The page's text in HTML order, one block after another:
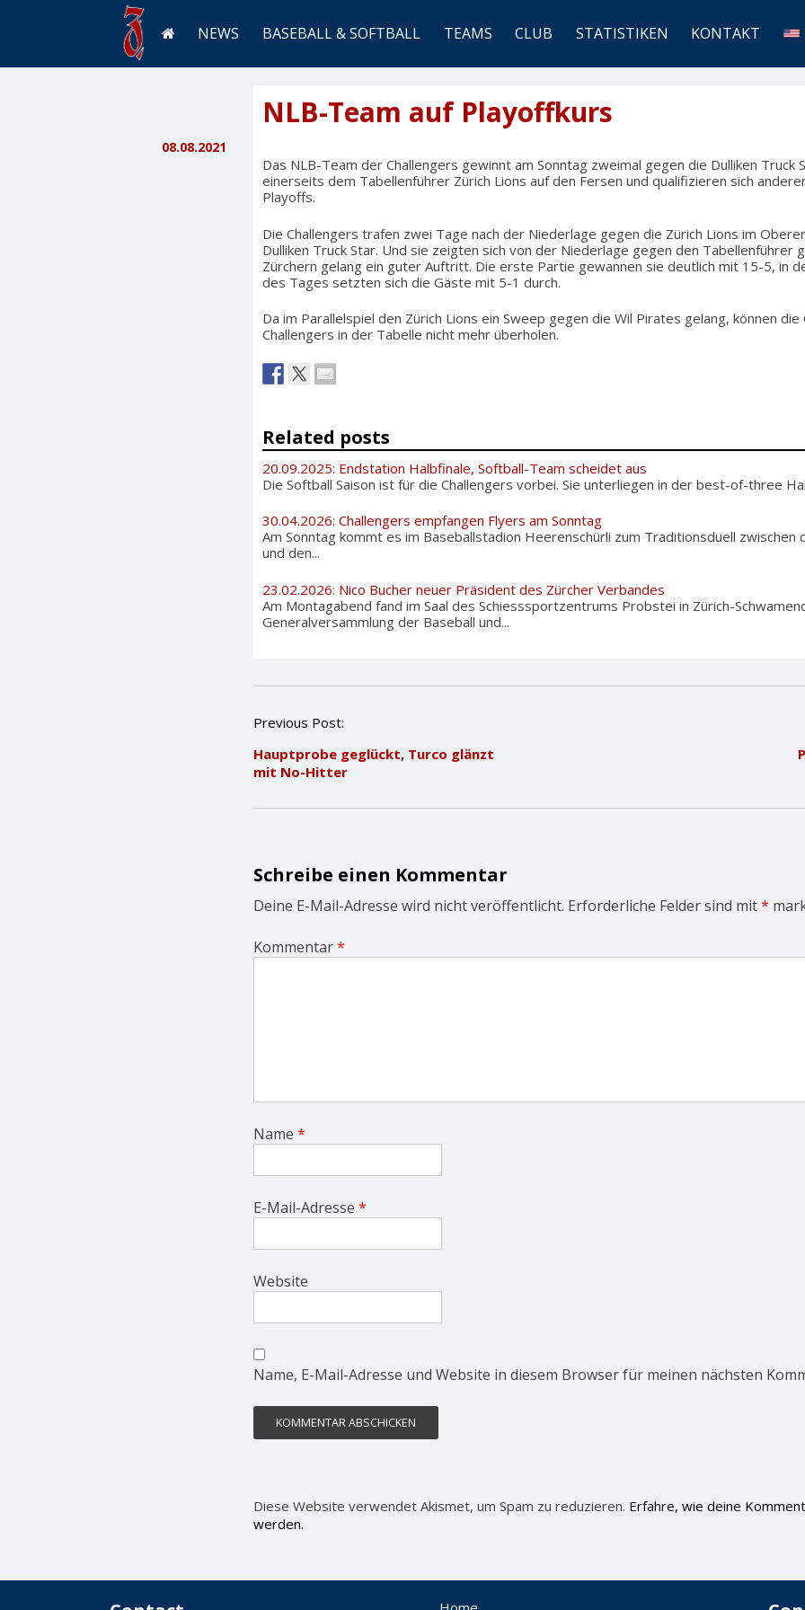
NEWS BASEBALL & SOFTBALL TEAMS CLUB STATISTIKEN KONTAKT
NLB-Team auf Playoffkurs
08.08.2021
Das NLB-Team der Challengers gewinnt am Sonntag zweimal gegen die Dulliken Truck
einerseits dem Tabellenführer Zürich Lions auf den Fersen und qualifizieren sich
Playoffs.
Die Challengers trafen zwei Tage nach der Niederlage gegen die Zürich Lions im
Dulliken Truck Star. Und sie zeigten sich von der Niederlage gegen den Tabellenführer
Zürchern gelang ein guter Auftritt. Die erste Partie gewannen sie deutlich mit 15-5, in
des Tages setzten sich die Gäste mit 5-1 durch.
Da im Parallelspiel den Zürich Lions ein Sweep gegen die Wil Pirates gelang, können
Challengers in der Tabelle nicht mehr überholen.
Related posts
20.09.2025: Endstation Halbfinale, Softball-Team scheidet aus
Die Softball Saison ist für die Challengers vorbei. Sie unterliegen in der best-of-three
30.04.2026: Challengers empfangen Flyers am Sonntag
Am Sonntag kommt es im Baseballstadion Heerenschürli zum Traditionsduell zwischen
und den...
23.02.2026: Nico Bucher neuer Präsident des Zürcher Verbandes
Am Montagabend fand im Saal des Schiesssportzentrums Probstei in Zürich-
Generalversammlung der Baseball und...
P
s
t
a
g
a
t
o
n
Previous Post:
Hauptprobe geglückt, Turco glänzt
mit No-Hitter
Schreibe einen Kommentar
Deine E-Mail-Adresse wird nicht veröffentlicht. Erforderliche Felder sind mit*
Kommentar*
Name *
E-Mail-Adresse *
Website
Name, E-Mail-Adresse und Website in diesem Browser für meinen nächsten
Diese Website verwendet Akismet, um Spam zu reduzieren. Erfahre, wie deine
werden.